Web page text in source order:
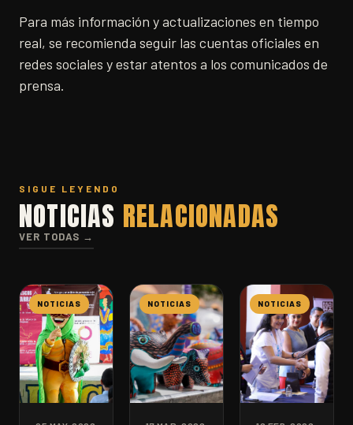
Para más información y actualizaciones en tiempo
real, se recomienda seguir las cuentas oficiales en
redes sociales y estar atentos a los comunicados de
prensa.
SIGUE LEYENDO
NOTICIAS RELACIONADAS
VER TODAS →
NOTICIAS NOTICIAS NOTICIAS